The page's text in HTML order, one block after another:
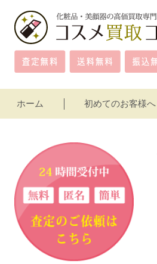
ホーム 初めてのお客様へ